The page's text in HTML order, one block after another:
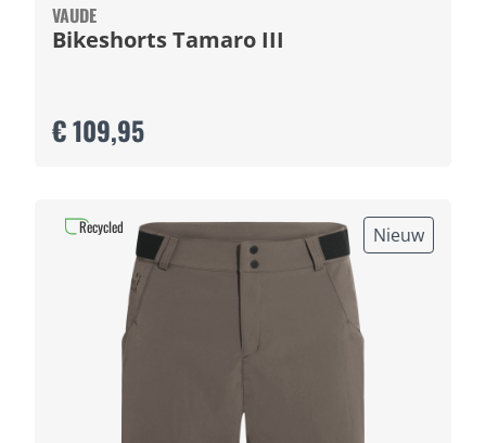
VAUDE
Bikeshorts Tamaro III
€ 109,95
Nieuw
Recycled